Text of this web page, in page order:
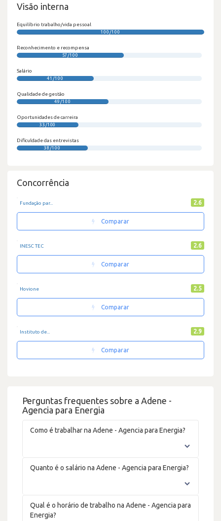
Perguntas frequentes sobre a Adene -
Agencia para Energia
Como é trabalhar na Adene - Agencia para Energia?
Quanto é o salário na Adene - Agencia para Energia?
Qual é o horário de trabalho na Adene - Agencia para
Energia?
Visão interna
Equilíbrio trabalho/vida pessoal
100/100
Reconhecimento e recompensa
57/100
Salário
41/100
Qualidade de gestão
49/100
Oportunidades de carreira
33/100
Dificuldade das entrevistas
38/100
Concorrência
Fundação par... 2.6
Comparar
INESC TEC 2.6
Comparar
Hovione 2.5
Comparar
Instituto de... 2.9
Comparar